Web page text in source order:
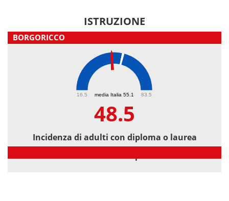
ISTRUZIONE
BORGORICCO
media Italia 55.1
16.5 83.5
48.5
Incidenza di adulti con diploma o laurea